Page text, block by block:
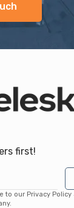
first!
to our Privacy